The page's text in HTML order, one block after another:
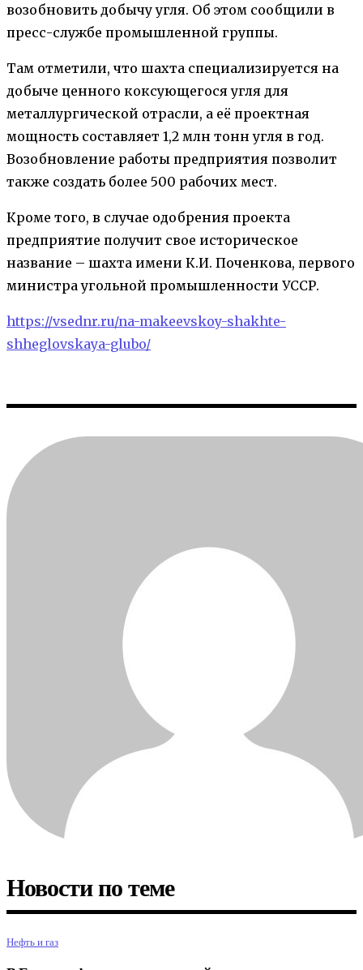
возобновить добычу угля. Об этом сообщили в
пресс-службе промышленной группы.
Там отметили, что шахта специализируется на
добыче ценного коксующегося угля для
металлургической отрасли, а её проектная
мощность составляет 1,2 млн тонн угля в год.
Возобновление работы предприятия позволит
также создать более 500 рабочих мест.
Кроме того, в случае одобрения проекта
предприятие получит свое историческое
название – шахта имени К.И. Поченкова, первого
министра угольной промышленности УССР.
https://vsednr.ru/na-makeevskoy-shakhte-
shheglovskaya-glubo/
Новости по теме
Нефть и газ